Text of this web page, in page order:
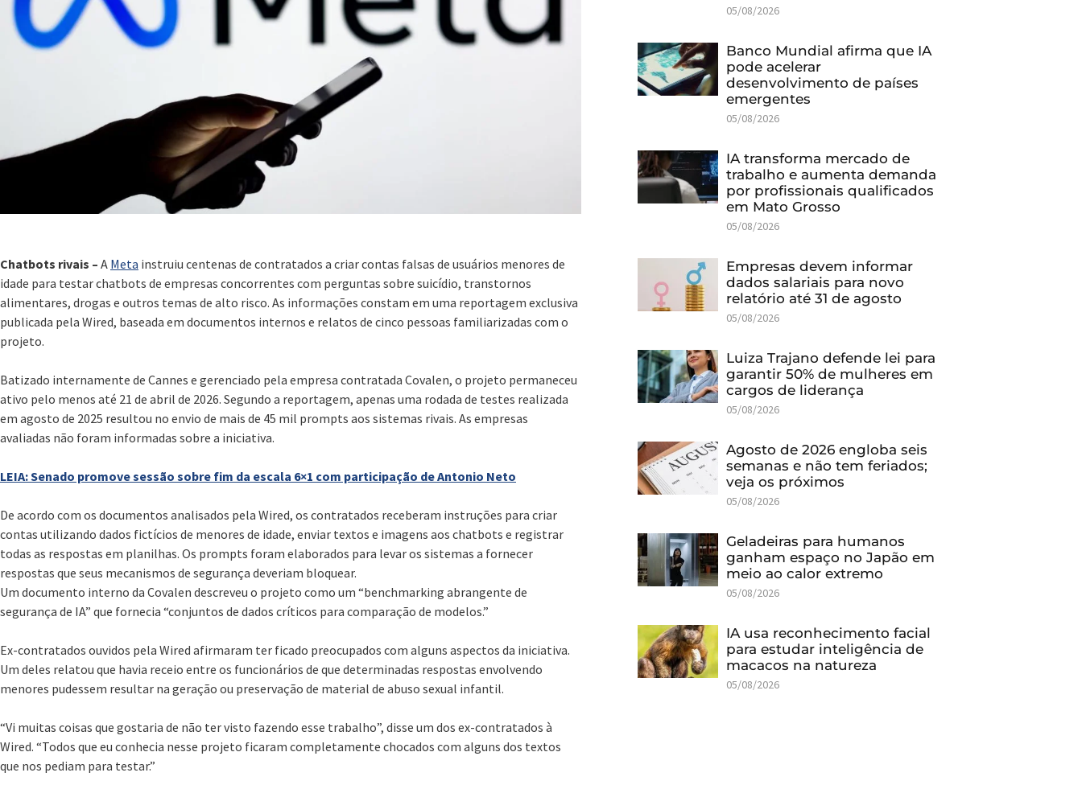
Chatbots rivais – A Meta instruiu centenas de contratados a criar contas falsas de usuários menores de
idade para testar chatbots de empresas concorrentes com perguntas sobre suicídio, transtornos
alimentares, drogas e outros temas de alto risco. As informações constam em uma reportagem exclusiva
publicada pela Wired, baseada em documentos internos e relatos de cinco pessoas familiarizadas com o
projeto.
Batizado internamente de Cannes e gerenciado pela empresa contratada Covalen, o projeto permaneceu
ativo pelo menos até 21 de abril de 2026. Segundo a reportagem, apenas uma rodada de testes realizada
em agosto de 2025 resultou no envio de mais de 45 mil prompts aos sistemas rivais. As empresas
avaliadas não foram informadas sobre a iniciativa.
LEIA: Senado promove sessão sobre fim da escala 6×1 com participação de Antonio Neto
De acordo com os documentos analisados pela Wired, os contratados receberam instruções para criar
contas utilizando dados fictícios de menores de idade, enviar textos e imagens aos chatbots e registrar
todas as respostas em planilhas. Os prompts foram elaborados para levar os sistemas a fornecer
respostas que seus mecanismos de segurança deveriam bloquear.
Um documento interno da Covalen descreveu o projeto como um “benchmarking abrangente de
segurança de IA” que fornecia “conjuntos de dados críticos para comparação de modelos.”
Ex-contratados ouvidos pela Wired afirmaram ter ficado preocupados com alguns aspectos da iniciativa.
Um deles relatou que havia receio entre os funcionários de que determinadas respostas envolvendo
menores pudessem resultar na geração ou preservação de material de abuso sexual infantil.
“Vi muitas coisas que gostaria de não ter visto fazendo esse trabalho”, disse um dos ex-contratados à
Wired. “Todos que eu conhecia nesse projeto ficaram completamente chocados com alguns dos textos
que nos pediam para testar.”
05/08/2026
Banco Mundial afirma que IA
pode acelerar
desenvolvimento de países
emergentes
05/08/2026
IA transforma mercado de
trabalho e aumenta demanda
por profissionais qualificados
em Mato Grosso
05/08/2026
Empresas devem informar
dados salariais para novo
relatório até 31 de agosto
05/08/2026
Luiza Trajano defende lei para
garantir 50% de mulheres em
cargos de liderança
05/08/2026
Agosto de 2026 engloba seis
semanas e não tem feriados;
veja os próximos
05/08/2026
Geladeiras para humanos
ganham espaço no Japão em
meio ao calor extremo
05/08/2026
IA usa reconhecimento facial
para estudar inteligência de
macacos na natureza
05/08/2026